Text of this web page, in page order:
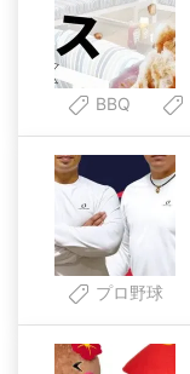
BBQ
プロ野球